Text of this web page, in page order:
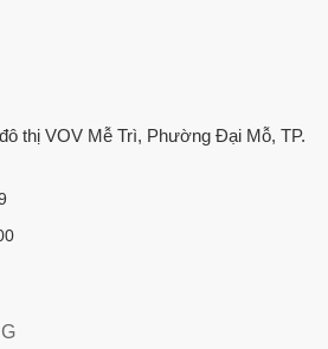
thị VOV Mễ Trì, Phường Đại Mỗ, TP.